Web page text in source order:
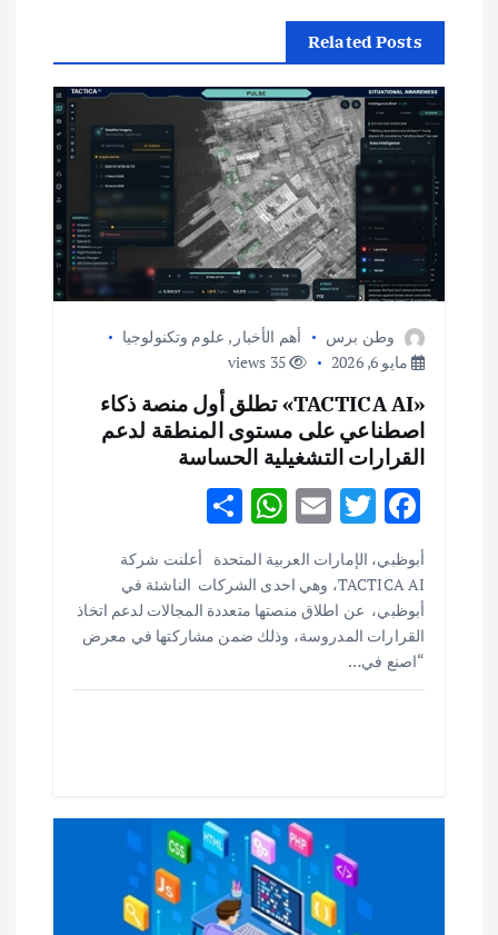
م
ق
ت
Related Posts
وطن برس أهم الأخبار , علوم وتكنولوجيا
مايو 6, 2026
35 views
«TACTICA AI» تطلق أول منصة ذكاء
اصطناعي على مستوى المنطقة لدعم
القرارات التشغيلية الحساسة
F
ac
e
b
o
o
T
w
it
te
r
E
ai
l
W
at
s
A
p
S
h
ar
e
أبوظبي، الإمارات العربية المتحدة أعلنت شركة
TACTICA AI، وهي احدى الشركات الناشئة في
أبوظبي، عن اطلاق منصتها متعددة المجالات لدعم اتخاذ
القرارات المدروسة، وذلك ضمن مشاركتها في معرض
“اصنع في…